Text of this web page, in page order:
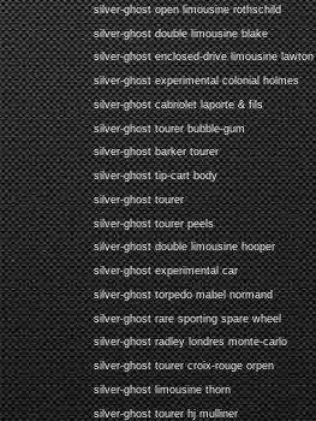
silver-ghost open limousine rothschild
silver-ghost double limousine blake
silver-ghost enclosed-drive limousine lawton
silver-ghost experimental colonial holmes
silver-ghost cabriolet laporte & fils
silver-ghost tourer bubble-gum
silver-ghost barker tourer
silver-ghost tip-cart body
silver-ghost tourer
silver-ghost tourer peels
silver-ghost double limousine hooper
silver-ghost experimental car
silver-ghost torpedo mabel normand
silver-ghost rare sporting spare wheel
silver-ghost radley londres monte-carlo
silver-ghost tourer croix-rouge orpen
silver-ghost limousine thorn
silver-ghost tourer hj mulliner